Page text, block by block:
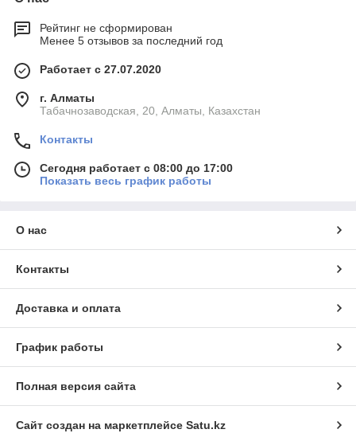
Рейтинг не сформирован
Менее 5 отзывов за последний год
Работает с 27.07.2020
г. Алматы
Табачнозаводская, 20, Алматы, Казахстан
Контакты
Сегодня работает с 08:00 до 17:00
Показать весь график работы
О нас
Контакты
Доставка и оплата
График работы
Полная версия сайта
Сайт создан на маркетплейсе Satu.kz